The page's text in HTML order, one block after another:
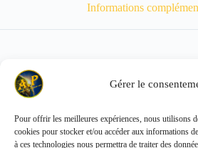
Gérer le
Pour offrir les meilleures expériences, nous utilisons
cookies pour stocker et/ou accéder aux informations
à ces technologies nous permettra de traiter des
Informations
Poids 27 kg
Copyright © 2026 - ALL PARTS